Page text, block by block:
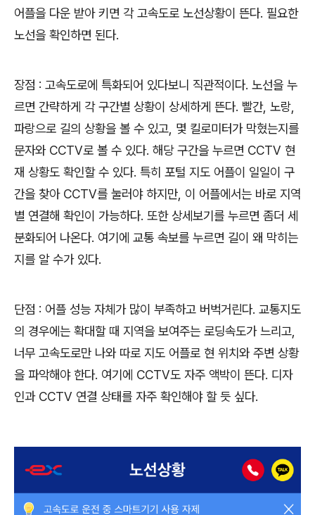
어플을 다운 받아 키면 각 고속도로 노선상황이 뜬다. 필요한
노선을 확인하면 된다.
장점 : 고속도로에 특화되어 있다보니 직관적이다. 노선을 누
르면 간략하게 각 구간별 상황이 상세하게 뜬다. 빨간, 노랑
파랑으로 길의 상황을 볼 수 있고 몇 킬로미터가 막혔는지를
문자와 CCTV로 볼 수 있다. 해당 구간을 누르면 CCTV 현
재 상황도 확인할 수 있다. 특히 포털 지도 어플이 일일이 구
간을 찾아 CCTV를 눌러야 하지만 이 어플에서는 바로 지역
별 연결해 확인이 가능하다. 또한 상세보기를 누르면 좀더 세
분화되어 나온다. 여기에 교통 속보를 누르면 길이 왜 막히는
지를 알 수가 있다.
단점 : 어플 성능 자체가 많이 부족하고 버벅거린다. 교통지도
의 경우에는 확대할 때 지역을 보여주는 로딩속도가 느리고
너무 고속도로만 나와 따로 지도 어플로 현 위치와 주변 상황
을 파악해야 한다. 여기에 CCTV도 자주 액박이 뜬다. 디자
인과 CCTV 연결 상태를 자주 확인해야 할 듯 싶다.